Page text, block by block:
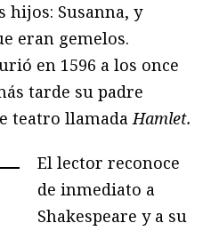
hijos: Susanna, y
eran gemelos.
en 1596 a los once
tarde su padre
teatro llamadaHamlet.
El lector reconoce
de inmediato a
Shakespeare y a su